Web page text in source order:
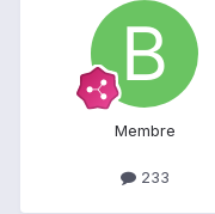
Membre
233